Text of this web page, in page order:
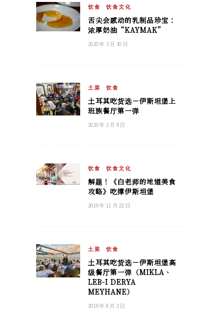
饮食 饮食文化
舌尖会感动的乳制品珍宝：
浓厚奶油“KAYMAK”
2020 年 3 月 30 日
土菜 饮食
土耳其吃货选－伊斯坦堡上
班族餐厅第一弹
2020 年 2 月 9 日
饮食 饮食文化
解题！《白老师的地道美食
攻略》吃撑伊斯坦堡
2019 年 11 月 22 日
土菜 饮食
土耳其吃货选－伊斯坦堡高
级餐厅第一弹（MIKLA、
LEB-I DERYA
MEYHANE）
2019 年 8 月 2 日